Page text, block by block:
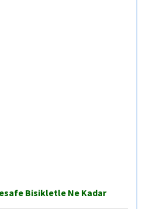
Bisikletle Ne Kadar